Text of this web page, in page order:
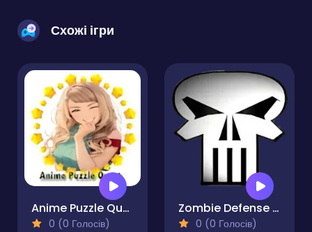
Схожі ігри
Anime Puzzle Quest
0 (0 Голосів)
Zombie Defense Survival
0 (0 Голосів)